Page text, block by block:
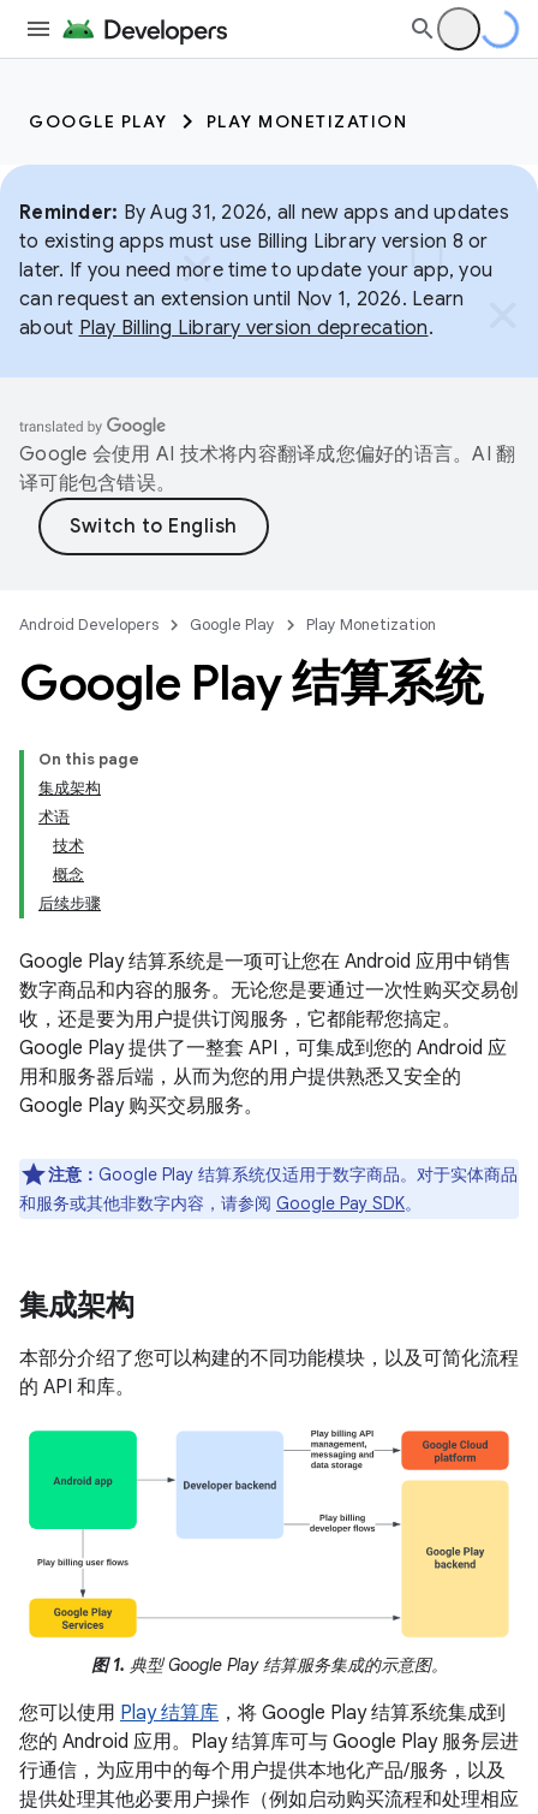
GOOGLE PLAY PLAY MONETIZATION
Reminder: By Aug 31, 2026, all new apps and updates
to existing apps must use Billing Library version 8 or
later. If you need more time to update your app, you
can request an extension until Nov 1, 2026. Learn
about Play Billing Library version deprecation.
Google 会使用 AI 技术将内容翻译成您偏好的语言。AI 翻
译可能包含错误。
Android Developers Google Play Play Monetization
Google Play 结算系统
On this page
集成架构
术语
技术
概念
后续步骤
Google Play 结算系统是一项可让您在 Android 应用中销售
数字商品和内容的服务。无论您是要通过一次性购买交易创
收，还是要为用户提供订阅服务，它都能帮您搞定。
Google Play 提供了一整套 API，可集成到您的 Android 应
用和服务器后端，从而为您的用户提供熟悉又安全的
Google Play 购买交易服务。
注意： Google Play 结算系统仅适用于数字商品。对于实体商品
和服务或其他非数字内容，请参阅 Google Pay SDK。
集成架构
本部分介绍了您可以构建的不同功能模块，以及可简化流程
的 API 和库。
图 1. 典型 Google Play 结算服务集成的示意图。
您可以使用 Play 结算库 ，将 Google Play 结算系统集成到
您的 Android 应用。Play 结算库可与 Google Play 服务层进
行通信，为应用中的每个用户提供本地化产品/服务，以及
提供处理其他必要用户操作（例如启动购买流程和处理相应